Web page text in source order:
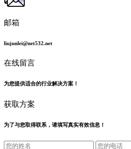
邮箱
liujunlei@net532.net
在线留言
为您提供适合的行业解决方案！
获取方案
为了与您取得联系，请填写真实有效信息！